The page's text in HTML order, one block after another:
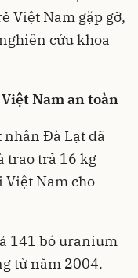
Việt Nam gặp gỡ,
cứu khoa
Nam an toàn
Đà Lạt đã
trao trả 16 kg
Việt Nam cho
141 bó uranium
từ năm 2004.